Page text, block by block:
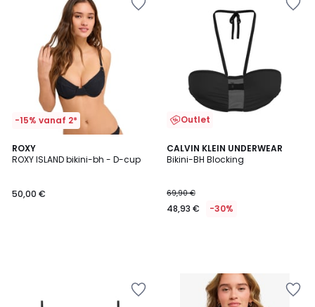
-15% vanaf 2*
ROXY
ROXY ISLAND bikini-bh - D-cup
50,00 €
Outlet
CALVIN KLEIN UNDERWEAR
Bikini-BH Blocking
69,90 €
48,93 € -30%